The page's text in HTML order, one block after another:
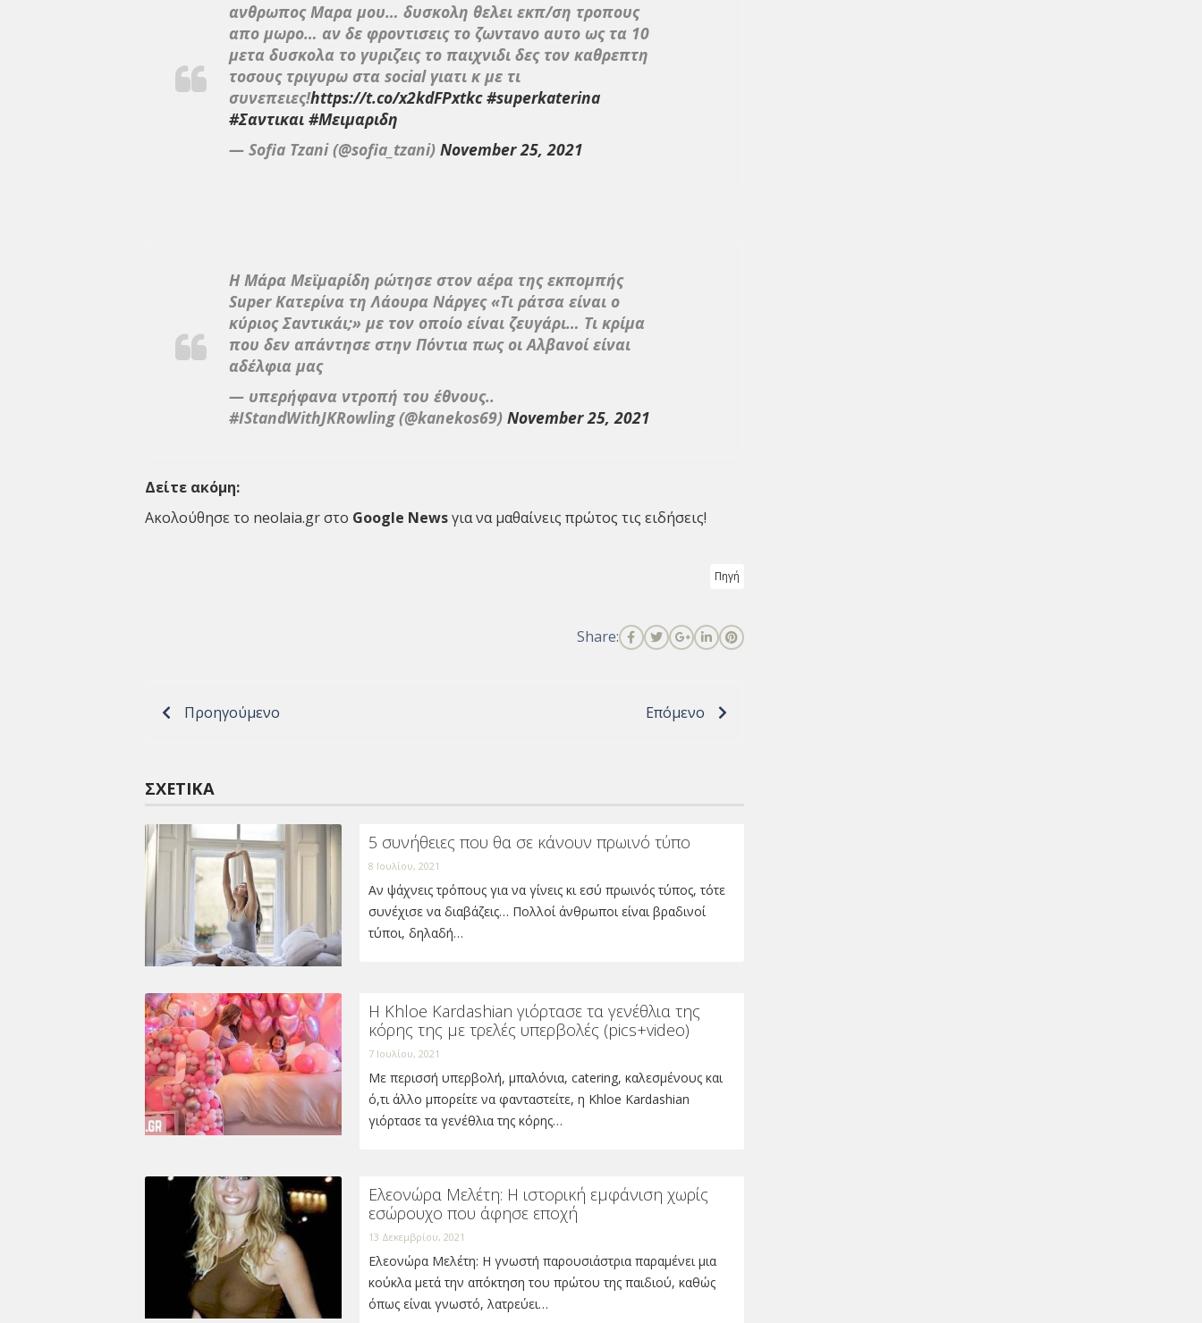
ανθρωπος Μαρα μου… δυσκολη θελει εκπ/ση τροπους
απο μωρο… αν δε φροντισεις το ζωντανο αυτο ως τα 10
μετα δυσκολα το γυριζεις το παιχνιδι δες τον καθρεπτη
τοσους τριγυρω στα social γιατι κ με τι
συνεπειες!https://t.co/x2kdFPxtkc #superkaterina
#Σαντικαι #Μειμαριδη
— Sofia Tzani (@sofia_tzani) November 25, 2021
Η Μάρα Μεϊμαρίδη ρώτησε στον αέρα της εκπομπής
Super Κατερίνα τη Λάουρα Νάργες «Τι ράτσα είναι ο
κύριος Σαντικάι;» με τον οποίο είναι ζευγάρι… Τι κρίμα
που δεν απάντησε στην Πόντια πως οι Αλβανοί είναι
αδέλφια μας
— υπερήφανα ντροπή του έθνους..
#IStandWithJKRowling (@kanekos69) November 25, 2021
Δείτε ακόμη:
Ακολούθησε το neolaia.gr στο Google Newsγια να μαθαίνεις πρώτος τις ειδήσεις!
Πηγή
Share:
Προηγούμενο Επόμενο
ΣΧΕΤΙΚΆ
5 συνήθειες που θα σε κάνουν πρωινό τύπο
8 Ιουλίου, 2021
Αν ψάχνεις τρόπους για να γίνεις κι εσύ πρωινός τύπος, τότε
συνέχισε να διαβάζεις… Πολλοί άνθρωποι είναι βραδινοί
τύποι, δηλαδή…
Η Khloe Kardashian γιόρτασε τα γενέθλια της
κόρης της με τρελές υπερβολές (pics+video)
7 Ιουλίου, 2021
Με περισσή υπερβολή, μπαλόνια, catering, καλεσμένους και
ό,τι άλλο μπορείτε να φανταστείτε, η Khloe Kardashian
γιόρτασε τα γενέθλια της κόρης…
Ελεονώρα Μελέτη: Η ιστορική εμφάνιση χωρίς
εσώρουχο που άφησε εποχή
13 Δεκεμβρίου, 2021
Ελεονώρα Μελέτη: Η γνωστή παρουσιάστρια παραμένει μια
κούκλα μετά την απόκτηση του πρώτου της παιδιού, καθώς
όπως είναι γνωστό, λατρεύει…